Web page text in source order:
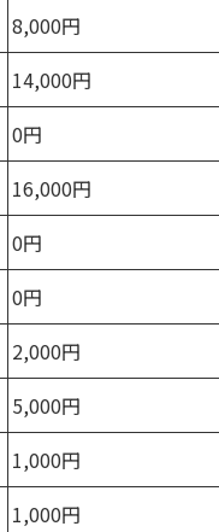
8,000円
14,000円
0円
16,000円
0円
0円
2,000円
5,000円
1,000円
1,000円